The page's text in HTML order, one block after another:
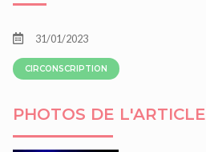
31/01/2023
CIRCONSCRIPTION
PHOTOS DE L'ARTICLE